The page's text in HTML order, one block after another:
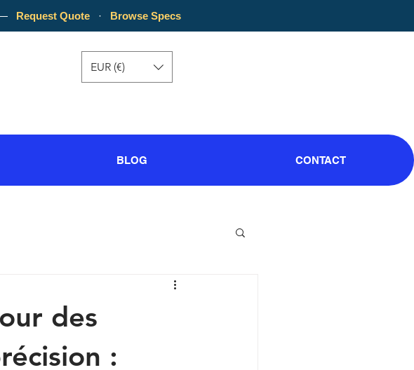
EUR (€)
BLOG CONTACT
des
:
— Request Quote · Browse Specs